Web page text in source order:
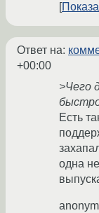
Ответ на:
+00:00
>Чего
Есть
одна